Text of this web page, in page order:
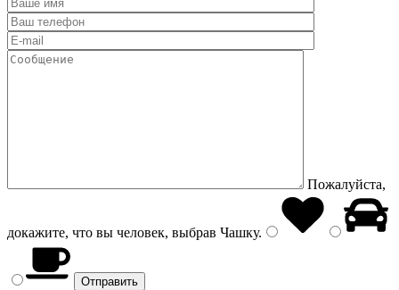
Пожалуйста,
докажите, что вы человек, выбрав Чашку.